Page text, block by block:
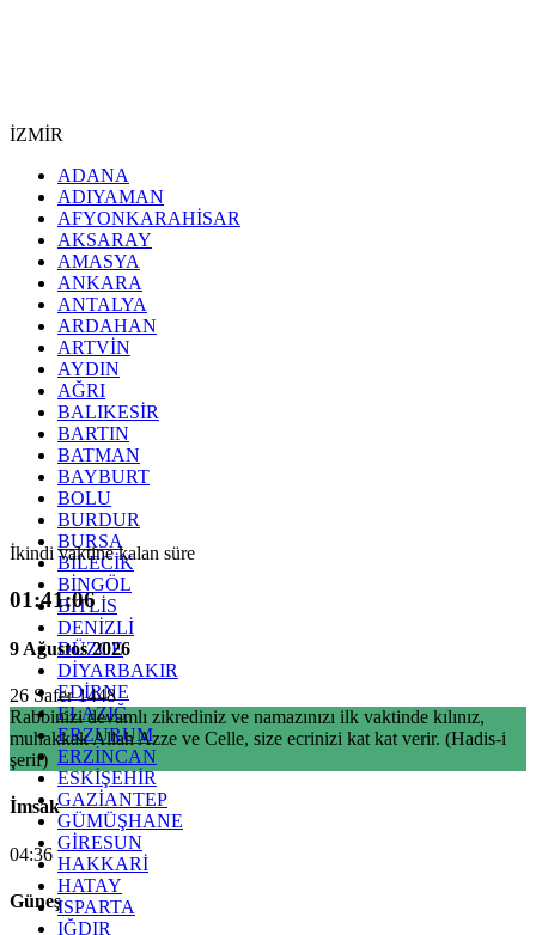
İZMİR
ADANA
ADIYAMAN
AFYONKARAHİSAR
AKSARAY
AMASYA
ANKARA
ANTALYA
ARDAHAN
ARTVİN
AYDIN
AĞRI
BALIKESİR
BARTIN
BATMAN
BAYBURT
BOLU
BURDUR
BURSA
BİLECİK
BİNGÖL
BİTLİS
DENİZLİ
DÜZCE
DİYARBAKIR
EDİRNE
ELAZIĞ
ERZURUM
ERZİNCAN
ESKİŞEHİR
GAZİANTEP
GÜMÜŞHANE
GİRESUN
HAKKARİ
HATAY
ISPARTA
IĞDIR
İkindi vaktine kalan süre
01:41:05
9 Ağustos 2026
26 Safer 1448
Rabbinizi devamlı zikrediniz ve namazınızı ilk vaktinde kılınız,
muhakkak Allah Azze ve Celle, size ecrinizi kat kat verir. (Hadis-i
şerif)
İmsak
04:36
Güneş